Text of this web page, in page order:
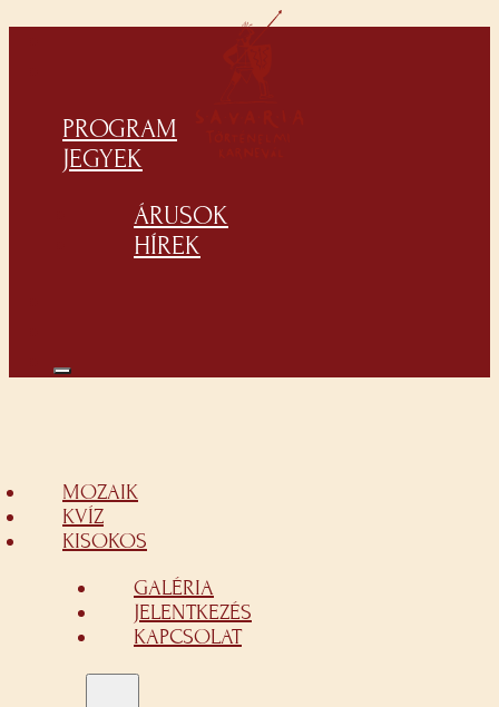
PROGRAM
JEGYEK
ÁRUSOK
HÍREK
MOZAIK
KVÍZ
KISOKOS
GALÉRIA
JELENTKEZÉS
KAPCSOLAT